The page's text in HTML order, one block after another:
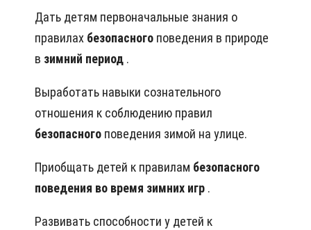
Дать детям первоначальные знания о
правилах безопасного поведения в природе
в зимний период .
Выработать навыки сознательного
отношения к соблюдению правил
безопасного поведения зимой на улице.
Приобщать детей к правилам безопасного
поведения во время зимних игр .
Развивать способности у детей к